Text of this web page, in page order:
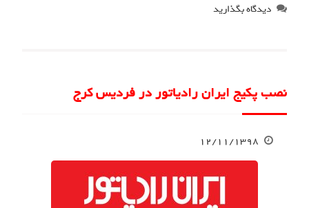
دیدگاه بگذارید
نصب پکیج ایران رادیاتور در فردیس کرج
۱۲/۱۱/۱۳۹۸